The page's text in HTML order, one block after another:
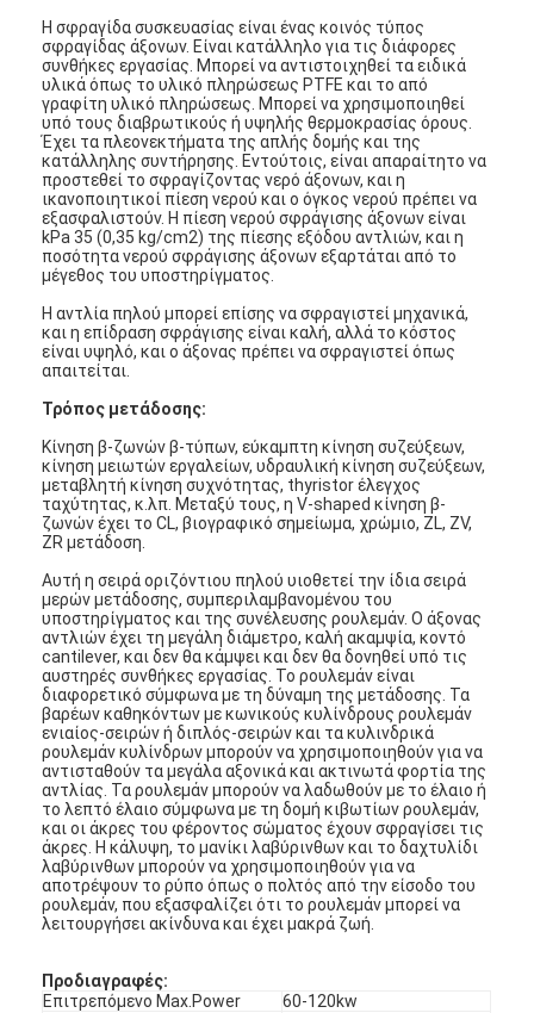
Αρχική σελίδα
Βίντεο
Εμφάνιση VR
Σχετικά με εμάς
εργοστάσιο Περιήγηση
Ποιοτικός έλεγχος
Επικοινωνήστε μαζί μας
Ειδήσεις
Όλες οι περιπτώσεις
Blog
συνομιλία τώρα
Ecer
Η σφραγίδα συσκευασίας είναι ένας κοινός τύπος
σφραγίδας άξονων. Είναι κατάλληλο για τις διάφορες
συνθήκες εργασίας. Μπορεί να αντιστοιχηθεί τα ειδικά
υλικά όπως το υλικό πληρώσεως PTFE και το από
γραφίτη υλικό πληρώσεως. Μπορεί να χρησιμοποιηθεί
υπό τους διαβρωτικούς ή υψηλής θερμοκρασίας όρους.
Έχει τα πλεονεκτήματα της απλής δομής και της
κατάλληλης συντήρησης. Εντούτοις, είναι απαραίτητο να
προστεθεί το σφραγίζοντας νερό άξονων, και η
ικανοποιητικοί πίεση νερού και ο όγκος νερού πρέπει να
εξασφαλιστούν. Η πίεση νερού σφράγισης άξονων είναι
kPa 35 (0,35 kg/cm2) της πίεσης εξόδου αντλιών, και η
ποσότητα νερού σφράγισης άξονων εξαρτάται από το
μέγεθος του υποστηρίγματος.
Η αντλία πηλού μπορεί επίσης να σφραγιστεί μηχανικά,
και η επίδραση σφράγισης είναι καλή, αλλά το κόστος
είναι υψηλό, και ο άξονας πρέπει να σφραγιστεί όπως
απαιτείται.
Τρόπος μετάδοσης:
Κίνηση β-ζωνών β-τύπων, εύκαμπτη κίνηση συζεύξεων,
κίνηση μειωτών εργαλείων, υδραυλική κίνηση συζεύξεων,
μεταβλητή κίνηση συχνότητας, thyristor έλεγχος
ταχύτητας, κ.λπ. Μεταξύ τους, η V-shaped κίνηση β-
ζωνών έχει το CL, βιογραφικό σημείωμα, χρώμιο, ZL, ZV,
ZR μετάδοση.
Αυτή η σειρά οριζόντιου πηλού υιοθετεί την ίδια σειρά
μερών μετάδοσης, συμπεριλαμβανομένου του
υποστηρίγματος και της συνέλευσης ρουλεμάν. Ο άξονας
αντλιών έχει τη μεγάλη διάμετρο, καλή ακαμψία, κοντό
cantilever, και δεν θα κάμψει και δεν θα δονηθεί υπό τις
αυστηρές συνθήκες εργασίας. Το ρουλεμάν είναι
διαφορετικό σύμφωνα με τη δύναμη της μετάδοσης. Τα
βαρέων καθηκόντων με κωνικούς κυλίνδρους ρουλεμάν
ενιαίος-σειρών ή διπλός-σειρών και τα κυλινδρικά
ρουλεμάν κυλίνδρων μπορούν να χρησιμοποιηθούν για να
αντισταθούν τα μεγάλα αξονικά και ακτινωτά φορτία της
αντλίας. Τα ρουλεμάν μπορούν να λαδωθούν με το έλαιο ή
το λεπτό έλαιο σύμφωνα με τη δομή κιβωτίων ρουλεμάν,
και οι άκρες του φέροντος σώματος έχουν σφραγίσει τις
άκρες. Η κάλυψη, το μανίκι λαβύρινθων και το δαχτυλίδι
λαβύρινθων μπορούν να χρησιμοποιηθούν για να
αποτρέψουν το ρύπο όπως ο πολτός από την είσοδο του
ρουλεμάν, που εξασφαλίζει ότι το ρουλεμάν μπορεί να
λειτουργήσει ακίνδυνα και έχει μακρά ζωή.
Προδιαγραφές:
Επιτρεπόμενο Max.Power
60-120kw